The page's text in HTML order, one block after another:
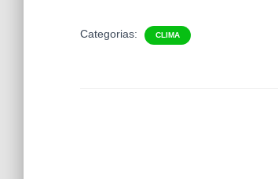
Categorias: CLIMA